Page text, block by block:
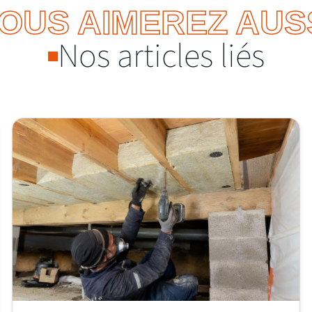
AIMEREZ
Nos articles liés